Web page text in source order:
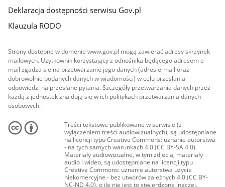
Deklaracja dostępności serwisu Gov.pl
Klauzula RODO
Strony dostępne w domenie www.gov.pl mogą zawierać adresy skrzynek
mailowych. Użytkownik korzystający z odnośnika będącego adresem e-
mail zgadza się na przetwarzanie jego danych (adres e-mail oraz
dobrowolnie podanych danych w wiadomości) w celu przesłania
odpowiedzi na przesłane pytania. Szczegóły przetwarzania danych przez
każdą z jednostek znajdują się w ich politykach przetwarzania danych
osobowych.
Treści tekstowe publikowane w serwisie (z
wyłączeniem treści audiowizualnych), są udostępniane
na licencji typu Creative Commons: uznanie autorstwa
- na tych samych warunkach 4.0 (CC BY-SA 4.0).
Materiały audiowizualne, w tym zdjęcia, materiały
audio i wideo, są udostępniane na licencji typu
Creative Commons: uznanie autorstwa użycie
niekomercyjne - bez utworów zależnych 4.0 (CC BY-
NC-ND 4.0), o ile nie jest to stwierdzone inaczej.